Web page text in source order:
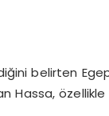
belirten
Hassa,